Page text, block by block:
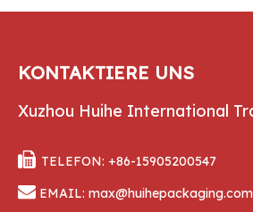
KONTAKTIERE UNS
Xuzhou Huihe International
 TELEFON: +86-15905200547
 EMAIL: max@huihepackaging.com